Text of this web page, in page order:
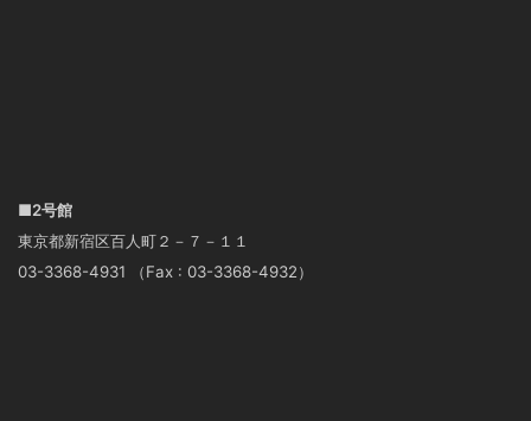
■2号館
東京都新宿区百人町２－７－１１
03-3368-4931 （Fax : 03-3368-4932）